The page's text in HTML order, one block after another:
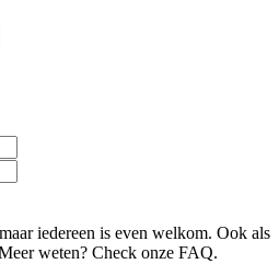
iedereen is even welkom. Ook als
weten? Check onze FAQ.